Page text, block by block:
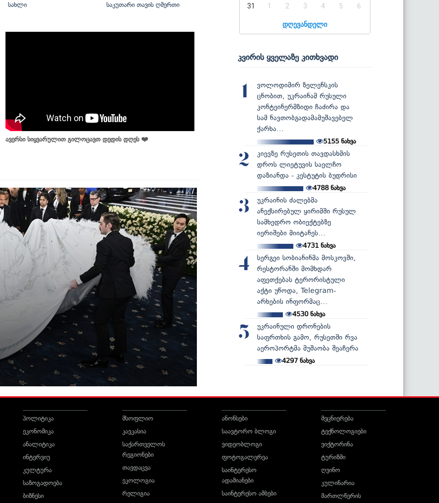
სახლი საკუთარი თავის ღმერთი
ავერსი სიყვარულით გილოცავთ დედის დღეს ❤️
31
1 2 3 4 5 6
დღევანდელი
კვირის ყველაზე კითხვადი
1
ვოლოდიმირ ზელენსკის
ცნობით, უკრაინამ რუსული
კონტეინერმზიდი ჩაძირა და
სამ ნავთობგადამამუშავებელ
ქარხა...
5155 ნახვა
2
კიევზე რუსეთის თავდასხმის
დროს ლიეტუვის საელჩო
დაზიანდა - კესტუტის ბუდრისი
4788 ნახვა
3
უკრაინის ძალებმა
ანექსირებულ ყირიმში რუსულ
სამხედრო ობიექტებზე
იერიშები მიიტანეს...
4731ნახვა
4
სერგეი სობიანინმა მოსკოვში,
რესტორანში მომხდარ
აფეთქებას ტერორისტული
აქტი უწოდა, Telegram-
არხების ინფორმაც...
4530ნახვა
5
უკრაინული დრონების
საფრთხის გამო, რუსეთში რვა
აეროპორტმა მუშაობა შეაჩერა
4297 ნახვა
პოლიტიკა
ეკონომიკა
ანალიტიკა
ინტერვიუ
კულტურა
საზოგადოება
ბიზნესი
მსოფლიო
კავკასია
საქართველოს
რეგიონები
თავდაცვა
ეკოლოგია
რელიგია
ანონსები
საავტორო ბლოგი
ვიდეობლოგი
ფოტოგალერეა
საინტერესო
ადამიანები
საინტერესო ამბები
მეცნიერება
ტექნოლოგიები
ვიქტორინა
ტურიზმი
ღვინო
კულინარია
მართლწერის